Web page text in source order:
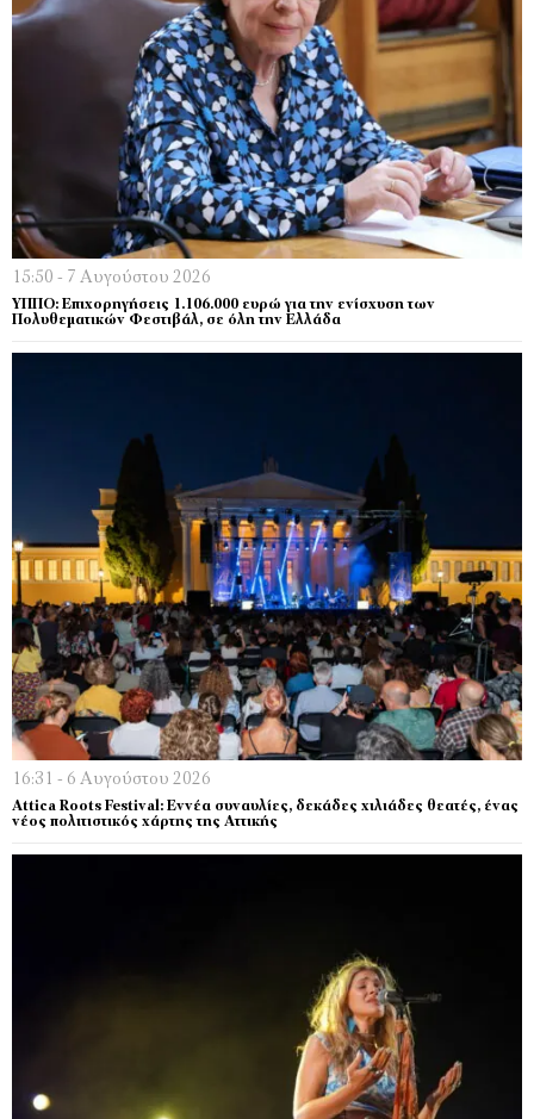
15:50 - 7 Αυγούστου 2026
ΥΠΠΟ: Επιχορηγήσεις 1.106.000 ευρώ για την ενίσχυση των
Πολυθεματικών Φεστιβάλ, σε όλη την Ελλάδα
16:31 - 6 Αυγούστου 2026
Attica Roots Festival: Εννέα συναυλίες, δεκάδες χιλιάδες θεατές, ένας
νέος πολιτιστικός χάρτης της Αττικής